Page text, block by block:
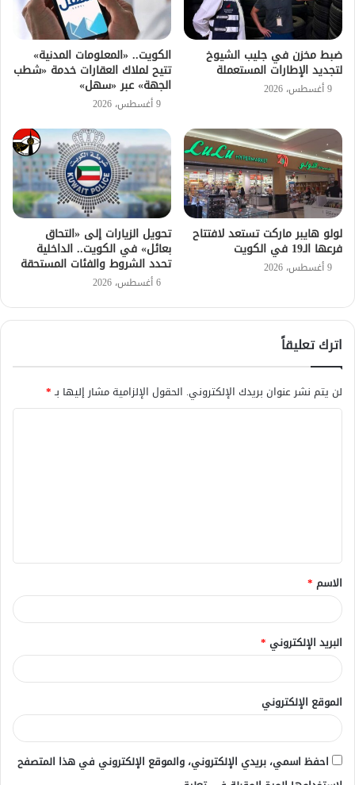
ضبط مخزن في جليب الشيوخ
لتجديد الإطارات المستعملة
9 أغسطس، 2026
الكويت.. «المعلومات المدنية»
تتيح لملاك العقارات خدمة «شطب
الجهة» عبر «سهل»
9 أغسطس، 2026
لولو هايبر ماركت تستعد لافتتاح
فرعها الـ19 في الكويت
9 أغسطس، 2026
تحويل الزيارات إلى «التحاق
بعائل» في الكويت.. الداخلية
تحدد الشروط والفئات المستحقة
6 أغسطس، 2026
اترك تعليقاً
لن يتم نشر عنوان بريدك الإلكتروني. الحقول الإلزامية مشار إليها بـ*
ق
*
الاسم *
البريد الإلكتروني *
الموقع الإلكتروني
احفظ اسمي، بريدي الإلكتروني، والموقع الإلكتروني في هذا المتصفح